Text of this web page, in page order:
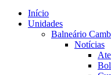
Início
Unidades
Balneário
Notícias